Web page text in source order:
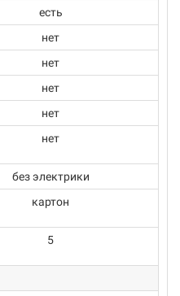
есть
нет
нет
нет
нет
нет
без электрики
картон
5